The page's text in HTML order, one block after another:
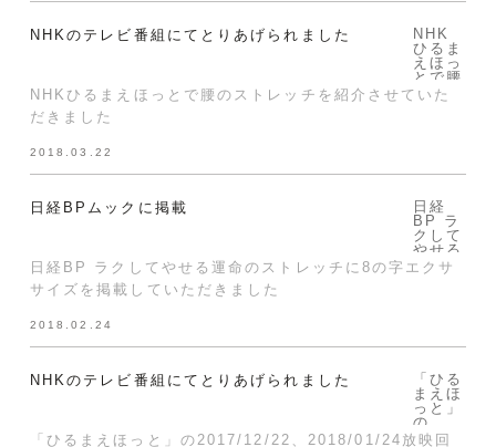
だきま
NHK
ひるま
えほっ
とで腰
のスト
レッチ
た">
NHKのテレビ番組にてとりあげられました
NHKひるまえほっとで腰のストレッチを紹介させていた
だきました
2018.03.22
日経
BP ラ
クして
やせる
運命の
ストレ
を掲載
ただき
まし
た">
日経BPムックに掲載
日経BP ラクしてやせる運命のストレッチに8の字エクサ
サイズを掲載していただきました
2018.02.24
「ひる
まえほ
っと」
の
2017/
NHKのテレビ番組にてとりあげられました
「ひるまえほっと」の2017/12/22、2018/01/24放映回